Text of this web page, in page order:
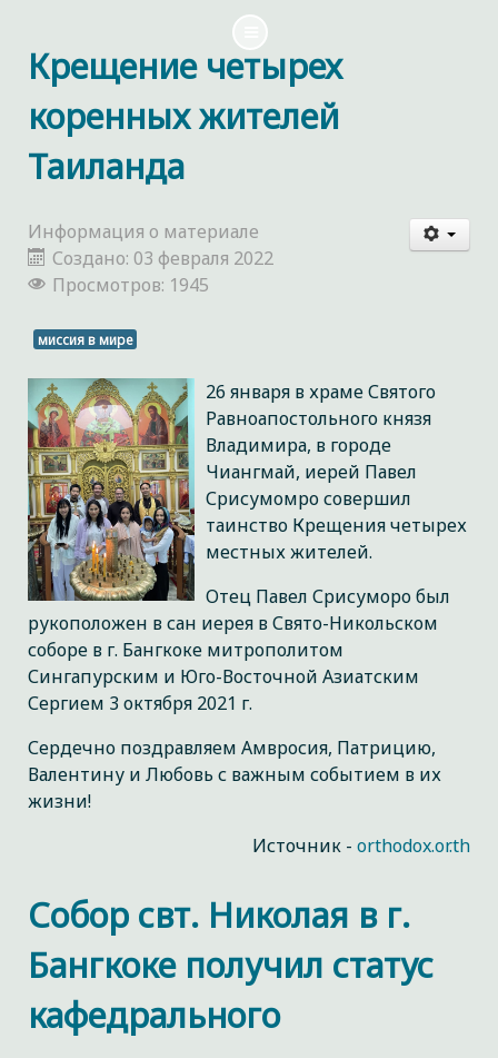
Крещение четырех
коренных жителей
Таиланда
Информация о материале
Создано: 03 февраля 2022
Просмотров: 1945
миссия в мире
26 января в храме Святого
Равноапостольного князя
Владимира, в городе
Чиангмай, иерей Павел
Срисумомро совершил
таинство Крещения четырех
местных жителей.
Отец Павел Срисуморо был
рукоположен в сан иерея в Свято-Никольском
соборе в г. Бангкоке митрополитом
Сингапурским и Юго-Восточной Азиатским
Сергием 3 октября 2021 г.
Сердечно поздравляем Амвросия, Патрицию,
Валентину и Любовь с важным событием в их
жизни!
Источник - orthodox.or.th
Собор свт. Николая в г.
Бангкоке получил статус
кафедрального